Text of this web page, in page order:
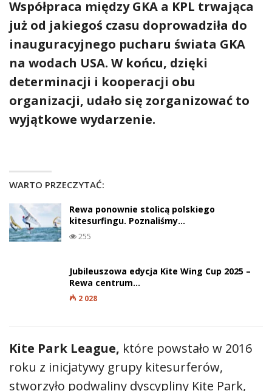
Współpraca między GKA a KPL trwająca
już od jakiegoś czasu doprowadziła do
inauguracyjnego pucharu świata GKA
na wodach USA. W końcu, dzięki
determinacji i kooperacji obu
organizacji, udało się zorganizować to
wyjątkowe wydarzenie.
WARTO PRZECZYTAĆ:
Rewa ponownie stolicą polskiego
kitesurfingu. Poznaliśmy…
255
Jubileuszowa edycja Kite Wing Cup 2025 –
Rewa centrum…
2 028
Kite Park League, które powstało w 2016
roku z inicjatywy grupy kitesurferów,
stworzyło podwaliny dyscypliny Kite Park,